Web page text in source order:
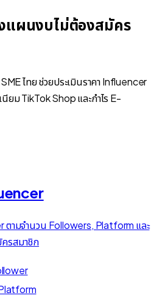
แผนงบไม่ต้องสมัคร
ไทย ช่วยประเมินราคา Influencer
ยม TikTok Shop และกำไร E-
ตามจำนวน Followers, Platform และ
ครสมาชิก